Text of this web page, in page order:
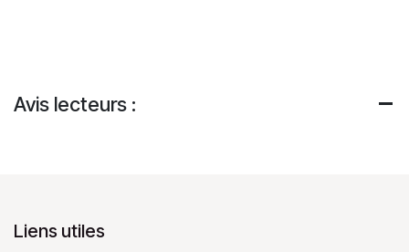
Avis lecteurs :
Liens utiles